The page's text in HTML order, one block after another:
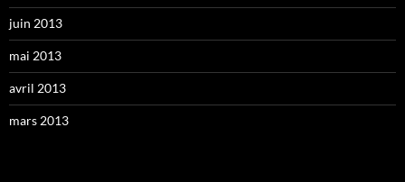
juin 2013
mai 2013
avril 2013
mars 2013